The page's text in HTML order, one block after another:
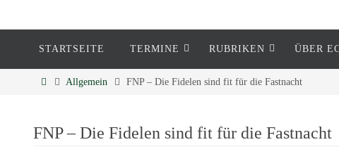
Eckenheim
STARTSEITE TERMINE RUBRIKEN ÜBER
Allgemein FNP – Die Fidelen sind fit für die Fastnacht
FNP – Die Fidelen sind fit für die Fastnacht